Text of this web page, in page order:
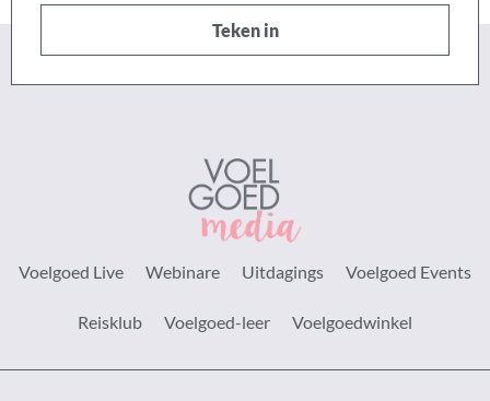
Teken in
Voelgoed Live Webinare Uitdagings Voelgoed Events
Reisklub Voelgoed-leer Voelgoedwinkel